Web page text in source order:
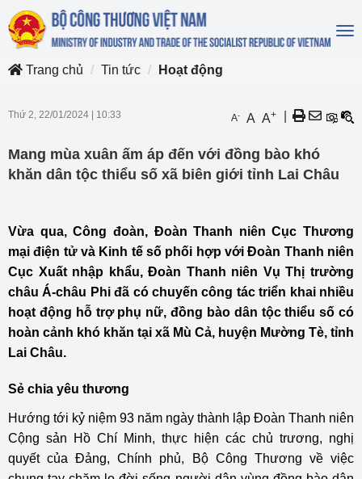
Trang chủ
Tin tức Hoạt động
Thứ 2, 22/01/2024 10:33 A- A A+
Mang mùa xuân ấm áp đến với đồng bào khó
khăn dân tộc thiểu số xã biên giới tỉnh Lai Châu
Vừa qua, Công đoàn, Đoàn Thanh niên Cục Thương
mại điện tử và Kinh tế số phối hợp với Đoàn Thanh niên
Cục Xuất nhập khẩu, Đoàn Thanh niên Vụ Thị trường
châu Á-châu Phi đã có chuyến công tác triển khai nhiều
hoạt động hỗ trợ phụ nữ, đồng bào dân tộc thiểu số có
hoàn cảnh khó khăn tại xã Mù Cả, huyện Mường Tè, tỉnh
Lai Châu.
Sẻ chia yêu thương
Hướng tới kỷ niệm 93 năm ngày thành lập Đoàn Thanh niên
Cộng sản Hồ Chí Minh, thực hiện các chủ trương, nghị
quyết của Đảng, Chính phủ, Bộ Công Thương về việc